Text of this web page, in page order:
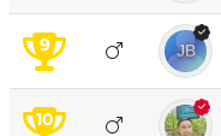
9
10